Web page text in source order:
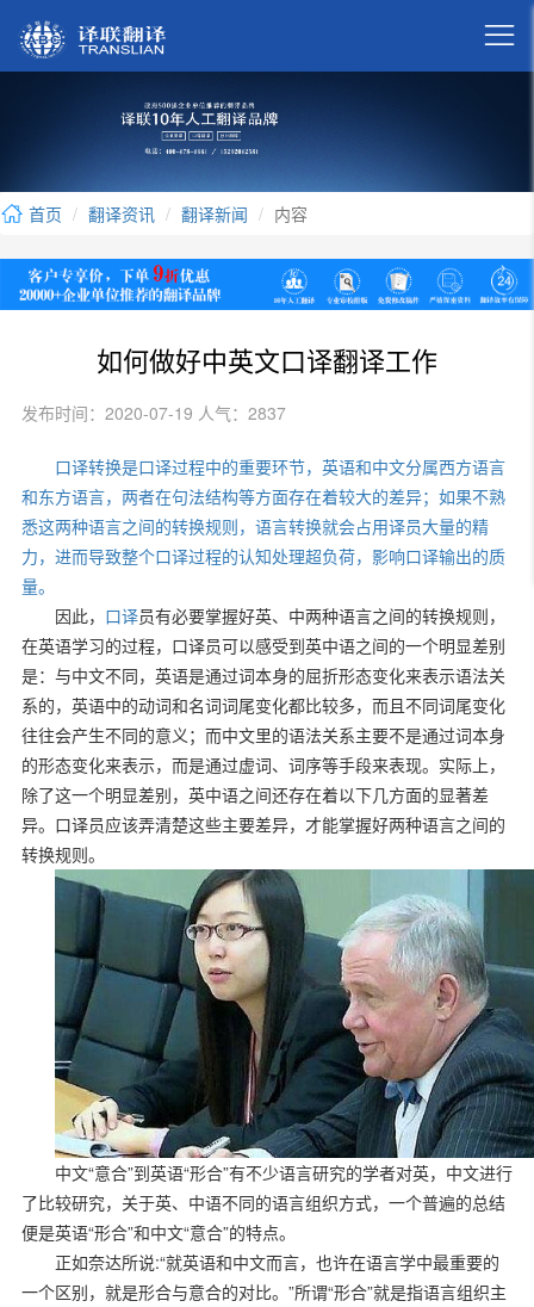

首页 翻译资讯 翻译新闻 内容
如何做好中英文口译翻译工作
发布时间：2020-07-19 人气：2837
口译转换是口译过程中的重要环节，英语和中文分属西方语言
和东方语言，两者在句法结构等方面存在着较大的差异；如果不熟
悉这两种语言之间的转换规则，语言转换就会占用译员大量的精
力，进而导致整个口译过程的认知处理超负荷，影响口译输出的质
量。
因此， 口译员有必要掌握好英、中两种语言之间的转换规则，
在英语学习的过程，口译员可以感受到英中语之间的一个明显差别
是：与中文不同，英语是通过词本身的屈折形态变化来表示语法关
系的，英语中的动词和名词词尾变化都比较多，而且不同词尾变化
往往会产生不同的意义；而中文里的语法关系主要不是通过词本身
的形态变化来表示，而是通过虚词、词序等手段来表现。实际上，
除了这一个明显差别，英中语之间还存在着以下几方面的显著差
异。口译员应该弄清楚这些主要差异，才能掌握好两种语言之间的
转换规则。
中文“意合”到英语“形合”有不少语言研究的学者对英，中文进行
了比较研究，关于英、中语不同的语言组织方式，一个普遍的总结
便是英语“形合”和中文“意合”的特点。
正如奈达所说:“就英语和中文而言，也许在语言学中最重要的
一个区别，就是形合与意合的对比。”所谓“形合”就是指语言组织主